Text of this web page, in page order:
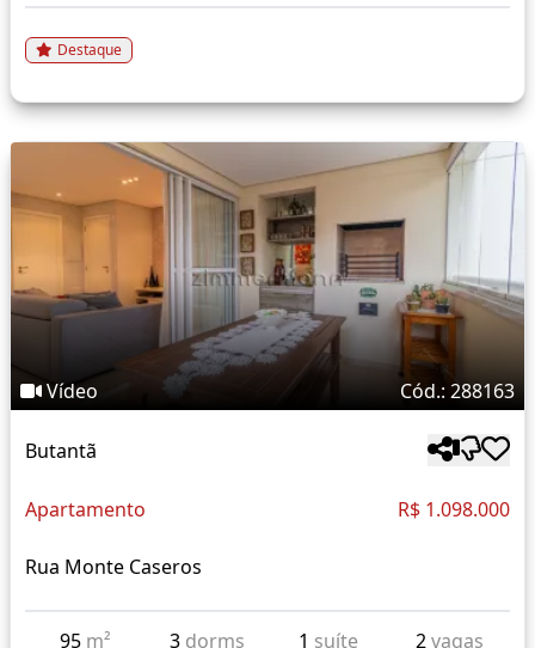
Destaque
Vídeo Cód.: 288163
Butantã
Apartamento R$ 1.098.000
Rua Monte Caseros
95 m² 3 dorms 1 suíte 2vagas